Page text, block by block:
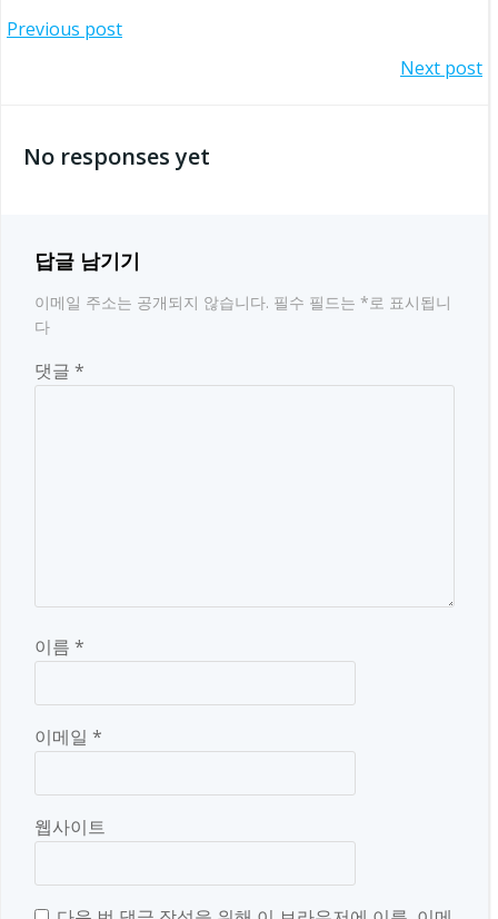
글
색
Previous post
탐
색
Next post
No responses yet
답글 남기기
이메일 주소는 공개되지 않습니다. 필수 필드는 *로 표시됩니
다
댓글 *
이름 *
이메일 *
웹사이트